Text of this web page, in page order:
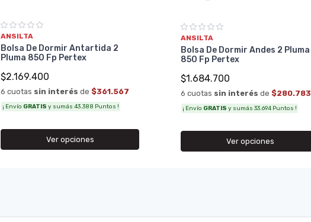
ANSILTA
Bolsa De Dormir Antartida 2
Pluma 850 Fp Pertex
$2.169.400
6 cuotas sin interés de $361.567
¡ Envío GRATIS y sumás 43.388 Puntos !
Ver opciones
ANSILTA
Bolsa De Dormir Andes 2 Pluma
850 Fp Pertex
$1.684.700
6 cuotas sin interés de $280.783
¡ Envío GRATIS y sumás 33.694 Puntos !
Ver opciones